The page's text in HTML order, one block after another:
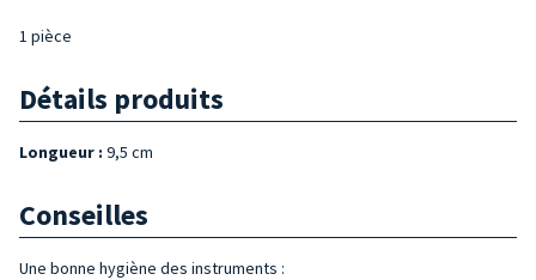
1 pièce
Détails produits
Longueur : 9,5 cm
Conseilles
Une bonne hygiène des instruments :